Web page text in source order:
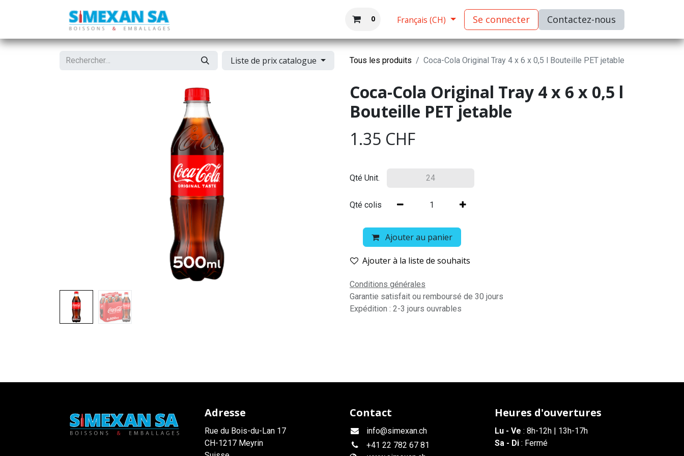
0 Français (CH) Se connecter C​​​​ontactez-nous
Liste de prix catalogue Tous les produits Coca-Cola Original Tray 4 x 6 x 0,5 l Bouteille PET jetable
Coca-Cola Original Tray 4 x 6 x 0,5 l
Bouteille PET jetable
1.35 CHF
Qté Unit.
Qté colis
Ajouter au panier
Ajouter à la liste de souhaits
Conditions générales
Garantie satisfait ou remboursé de 30 jours
Expédition : 2-3 jours ouvrables
Adresse
Rue du Bois-du-Lan 17
CH-1217 Meyrin
Contact
info@simexan.ch
+41 22 782 67 81
Heures d'ouvertures
Lu - Ve : 8h-12h | 13h-17h
Sa - Di : Fermé